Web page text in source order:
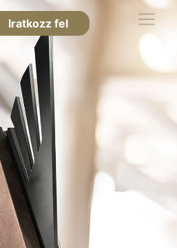
Iratkozz fel